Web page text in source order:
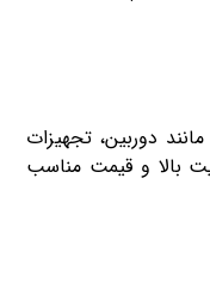
دوربین، تجهیزات
بالا و قیمت مناسب